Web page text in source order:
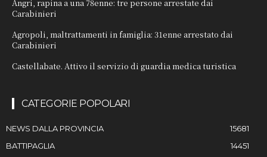
Angri, rapina a una 78enne: tre persone arrestate dai
Carabinieri
Agropoli, maltrattamenti in famiglia: 31enne arrestato dai
Carabinieri
Castellabate. Attivo il servizio di guardia medica turistica
CATEGORIE POPOLARI
NEWS DALLA PROVINCIA
15681
BATTIPAGLIA
14451